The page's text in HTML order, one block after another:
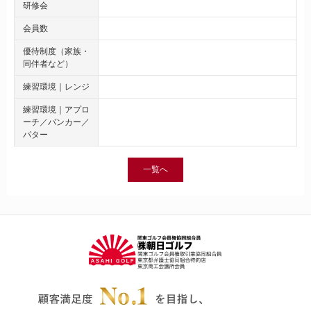
研修会
会員数
優待制度（家族・
同伴者など）
練習環境｜レンジ
練習環境｜アプロ
ーチ／バンカー／
パター
一覧へ